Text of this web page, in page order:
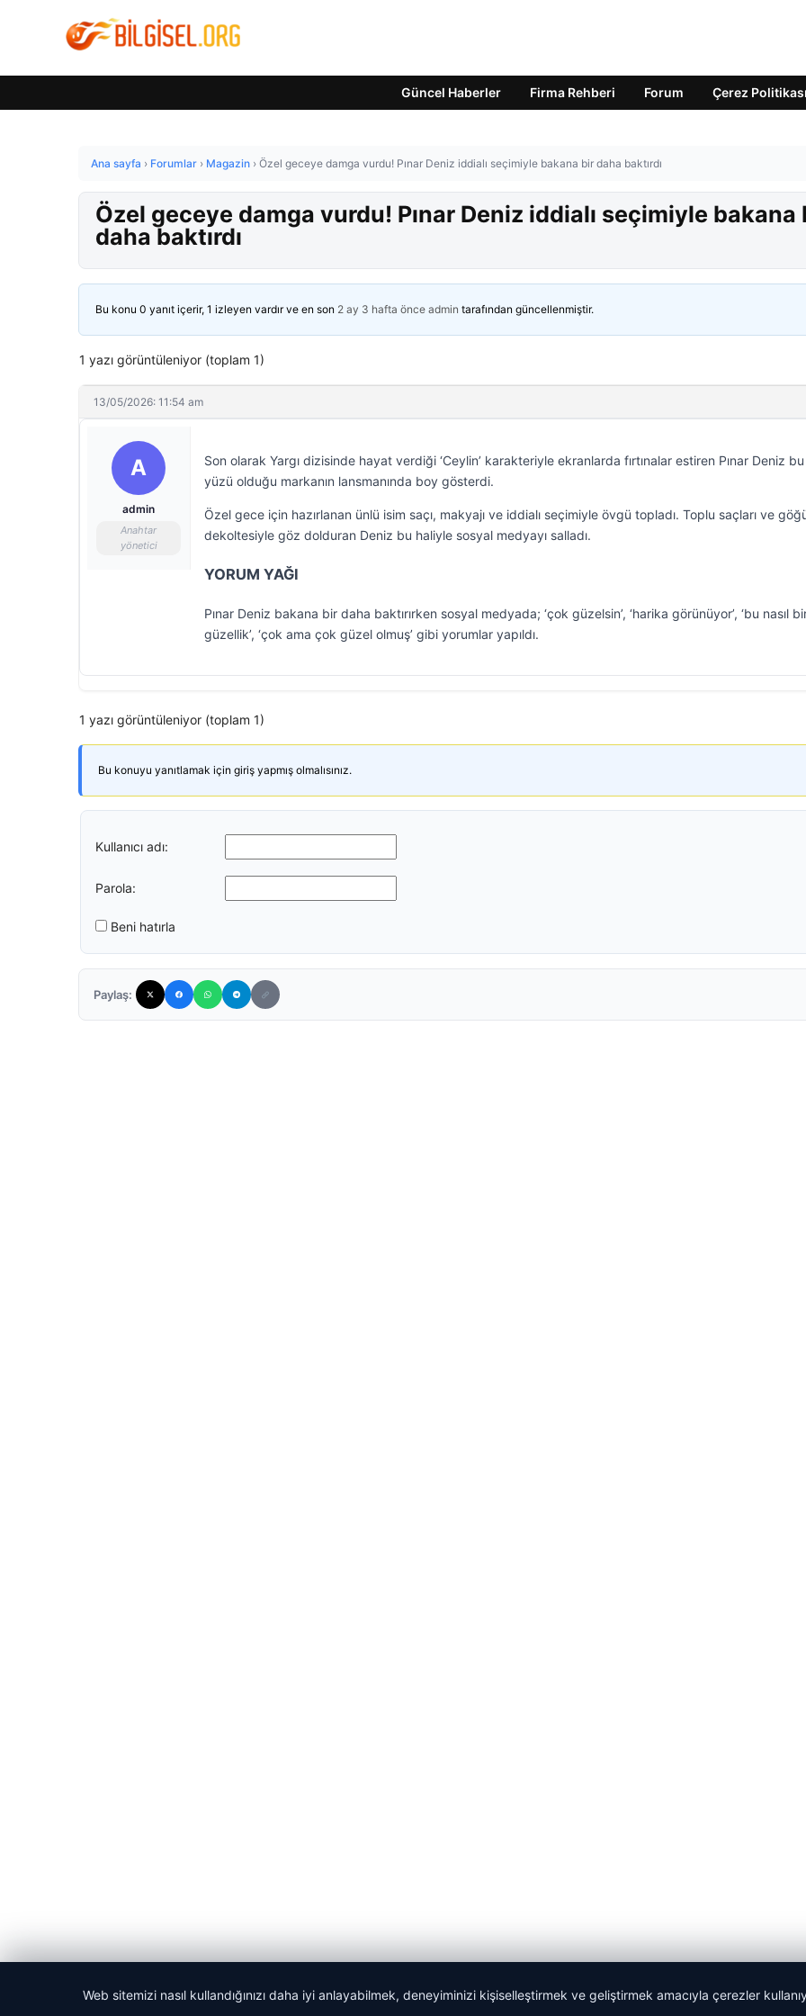
Güncel Haberler Firma Rehberi Forum Çerez Politikası
Ana sayfa › Forumlar › Magazin › Özel geceye damga vurdu! Pınar Deniz iddialı seçimiyle bakana bir daha baktırdı
Özel geceye damga vurdu! Pınar Deniz iddialı seçimiyle bakana
daha baktırdı
Bu konu 0 yanıt içerir, 1 izleyen vardır ve en son 2 ay 3 hafta önce admin tarafından güncellenmiştir.
1 yazı görüntüleniyor (toplam 1)
13/05/2026: 11:54 am
A
admin
Anahtar
yönetici
Son olarak Yargı dizisinde hayat verdiği ‘Ceylin’ karakteriyle ekranlarda fırtınalar estiren Pınar Deniz
yüzü olduğu markanın lansmanında boy gösterdi.
Özel gece için hazırlanan ünlü isim saçı, makyajı ve iddialı seçimiyle övgü topladı. Toplu saçları ve
dekoltesiyle göz dolduran Deniz bu haliyle sosyal medyayı salladı.
YORUM YAĞI
Pınar Deniz bakana bir daha baktırırken sosyal medyada; ‘çok güzelsin’, ‘harika görünüyor’, ‘bu nasıl
güzellik’, ‘çok ama çok güzel olmuş’ gibi yorumlar yapıldı.
1 yazı görüntüleniyor (toplam 1)
Bu konuyu yanıtlamak için giriş yapmış olmalısınız.
Kullanıcı adı:
Parola:
Beni hatırla
Paylaş:
© 2026 Bilgisel – Güncel Haberler
Web sitemizi nasıl kullandığınızı daha iyi anlayabilmek, deneyiminizi kişiselleştirmek ve geliştirmek amacıyla çerezler